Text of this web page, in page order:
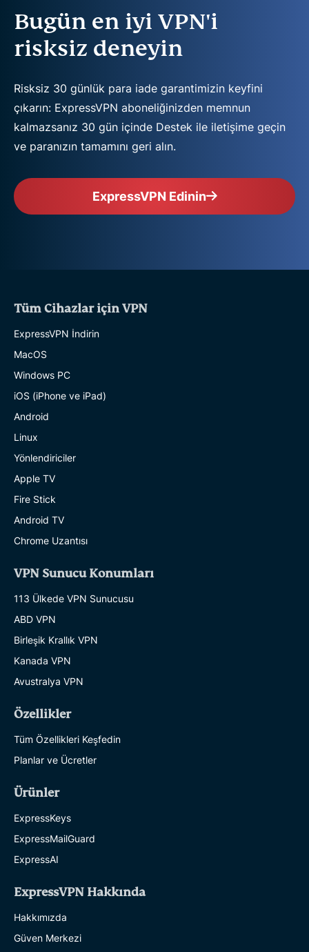
Bugün en iyi VPN'i
risksiz deneyin
Risksiz 30 günlük para iade garantimizin keyfini
çıkarın: ExpressVPN aboneliğinizden memnun
kalmazsanız 30 gün içinde Destek ile iletişime geçin
ve paranızın tamamını geri alın.
ExpressVPN Edinin
Tüm Cihazlar için VPN
ExpressVPN İndirin
MacOS
Windows PC
iOS (iPhone ve iPad)
Android
Linux
Yönlendiriciler
Apple TV
Fire Stick
Android TV
Chrome Uzantısı
VPN Sunucu Konumları
113 Ülkede VPN Sunucusu
ABD VPN
Birleşik Krallık VPN
Kanada VPN
Avustralya VPN
Özellikler
Tüm Özellikleri Keşfedin
Planlar ve Ücretler
Ürünler
ExpressKeys
ExpressMailGuard
ExpressAI
ExpressVPN Hakkında
Hakkımızda
Güven Merkezi